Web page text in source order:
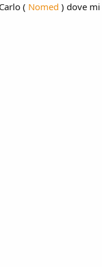
( Nomed ) dove